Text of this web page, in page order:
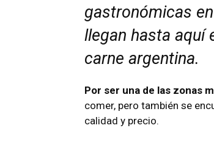
gastronómicas
llegan hasta aquí
carne argentina.
Por ser una de las zonas
comer, pero también se
calidad y precio.